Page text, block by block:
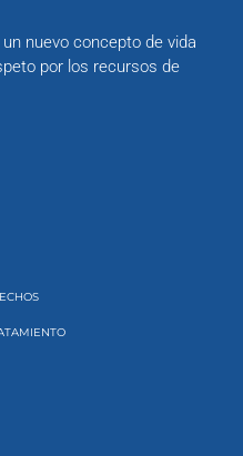
nuevo concepto de vida
por los recursos de